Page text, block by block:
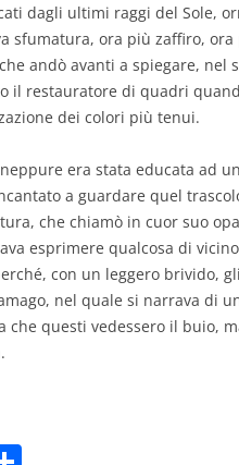
dagli ultimi raggi del Sole,
sfumatura, ora più zaffiro, ora
andò avanti a spiegare, nel
il restauratore di quadri
dei colori più tenui.
era stata educata ad
a guardare quel
che chiamò in cuor suo
esprimere qualcosa di
con un leggero brivido,
nel quale si narrava di
questi vedessero il buio,